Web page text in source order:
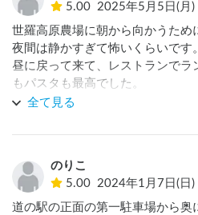
5.00 2025年5月5日(月)
世羅高原農場に朝から向かうため
夜間は静かすぎて怖いくらいです。
昼に戻って来て、レストランでラ
もパスタも最高でした。
道の駅も産直市場も目移りする商
全て見る
のりこ
5.00 2024年1月7日(日)
道の駅の正面の第一駐車場から奥